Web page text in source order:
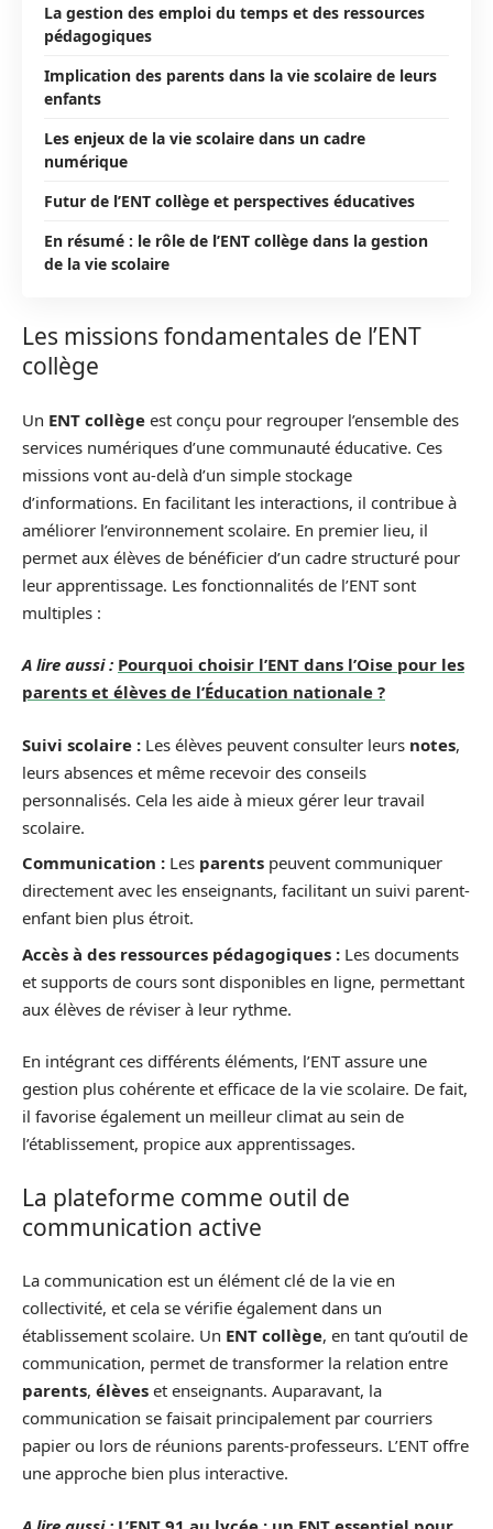
La gestion des emploi du temps et des ressources
pédagogiques
Implication des parents dans la vie scolaire de leurs
enfants
Les enjeux de la vie scolaire dans un cadre
numérique
Futur de l’ENT collège et perspectives éducatives
En résumé : le rôle de l’ENT collège dans la gestion
de la vie scolaire
Les missions fondamentales de l’ENT
collège
Un ENT collège est conçu pour regrouper l’ensemble des
services numériques d’une communauté éducative. Ces
missions vont au-delà d’un simple stockage
d’informations. En facilitant les interactions, il contribue à
améliorer l’environnement scolaire. En premier lieu, il
permet aux élèves de bénéficier d’un cadre structuré pour
leur apprentissage. Les fonctionnalités de l’ENT sont
multiples :
A lire aussi : Pourquoi choisir l’ENT dans l’Oise pour les
parents et élèves de l’Éducation nationale ?
Suivi scolaire : Les élèves peuvent consulter leurs notes,
leurs absences et même recevoir des conseils
personnalisés. Cela les aide à mieux gérer leur travail
scolaire.
Communication : Les parents peuvent communiquer
directement avec les enseignants, facilitant un suivi parent-
enfant bien plus étroit.
Accès à des ressources pédagogiques : Les documents
et supports de cours sont disponibles en ligne, permettant
aux élèves de réviser à leur rythme.
En intégrant ces différents éléments, l’ENT assure une
gestion plus cohérente et efficace de la vie scolaire. De fait,
il favorise également un meilleur climat au sein de
l’établissement, propice aux apprentissages.
La plateforme comme outil de
communication active
La communication est un élément clé de la vie en
collectivité, et cela se vérifie également dans un
établissement scolaire. Un ENT collège, en tant qu’outil de
communication, permet de transformer la relation entre
parents, élèves et enseignants. Auparavant, la
communication se faisait principalement par courriers
papier ou lors de réunions parents-professeurs. L’ENT offre
une approche bien plus interactive.